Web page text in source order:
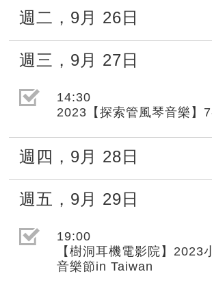
週二 ， 9月 26日
週三 ， 9月 27日
選取節目(未勾選)
14:30
2023【探索管風琴音樂】
週四 ， 9月 28日
週五 ， 9月 29日
選取節目(未勾選)
19:00
【樹洞耳機電影院】2023
音樂節in Taiwan